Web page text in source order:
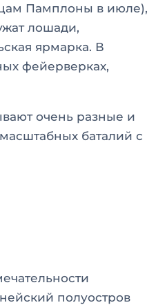
Памплоны в июле),
лошади,
ярмарка. В
фейерверках,
очень разные и
баталий с
полуостров